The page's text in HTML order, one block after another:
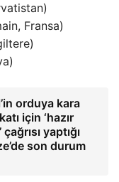
Fransa)
orduya kara
için ‘hazır
çağrısı yaptığı
son durum